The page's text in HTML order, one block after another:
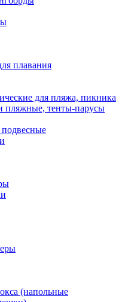
плавания
для пляжа, пикника
пляжные, тенты-парусы
(напольные